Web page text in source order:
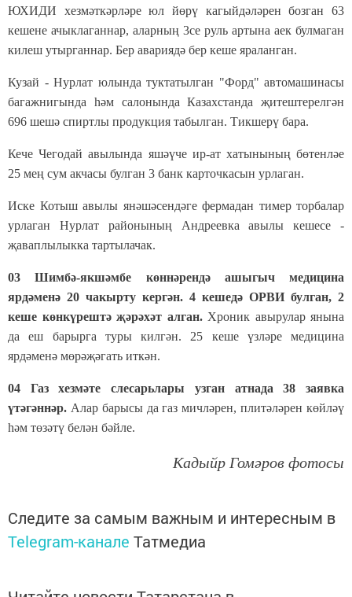
ЮХИДИ хезмәткәрләре юл йөрү кагыйдәләрен бозган 63
кешене ачыклаганнар, аларның 3се руль артына аек булмаган
килеш утырганнар. Бер авариядә бер кеше яраланган.
Кузай - Нурлат юлында туктатылган "Форд" автомашинасы
багажнигында һәм салонында Казахстанда җитештерелгән
696 шешә спиртлы продукция табылган. Тикшерү бара.
Кече Чегодай авылында яшәүче ир-ат хатынының бөтенләе
25 мең сум акчасы булган 3 банк карточкасын урлаган.
Иске Котыш авылы янәшәсендәге фермадан тимер торбалар
урлаган Нурлат районының Андреевка авылы кешесе -
җаваплылыкка тартылачак.
03 Шимбә-якшәмбе көннәрендә ашыгыч медицина
ярдәменә 20 чакырту кергән. 4 кешедә ОРВИ булган, 2
кеше көнкүрештә җәрәхәт алган.Хроник авырулар янына
да еш барырга туры килгән. 25 кеше үзләре медицина
ярдәменә мөрәҗәгать иткән.
04 Газ хезмәте слесарьлары узган атнада 38 заявка
үтәгәннәр. Алар барысы да газ мичләрен, плитәләрен көйләү
һәм төзәтү белән бәйле.
Кадыйр Гомәров фотосы
Следите за самым важным и интересным в
Telegram-канале Татмедиа